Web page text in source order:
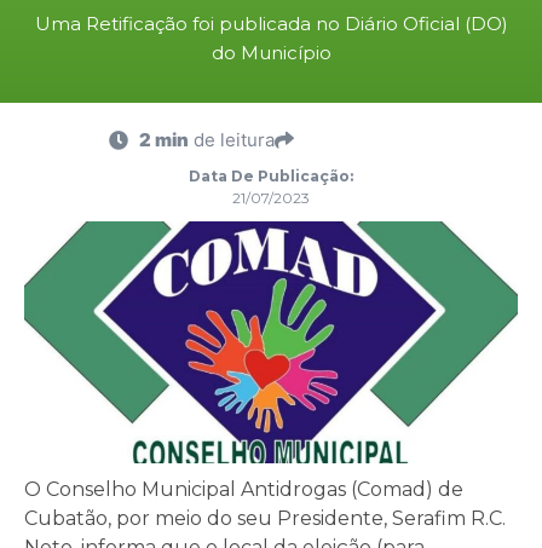
Uma Retificação foi publicada no Diário Oficial (DO)
do Município
2 min de leitura
Data De Publicação:
21/07/2023
O Conselho Municipal Antidrogas (Comad) de
Cubatão, por meio do seu Presidente, Serafim R.C.